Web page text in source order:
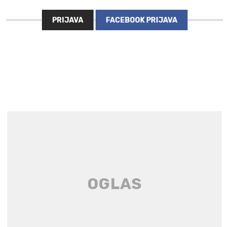
PRIJAVA FACEBOOK PRIJAVA